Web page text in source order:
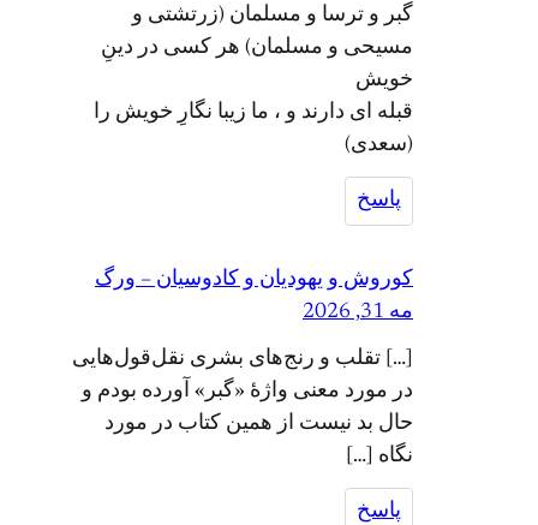
گبر و ترسا و مسلمان (زرتشتی و
مسیحی و مسلمان) هر کسی در دینِ
خویش
قبله ای دارند و ، ما زیبا نگارِ خویش را
(سعدی)
پاسخ
کوروش و یهودیان و کادوسیان – ورگ
مه 31, 2026
[…] تقلب و رنج‌های بشری نقل‌قول‌هایی
در مورد معنی واژهٔ «گبر»‌ آورده بودم و
حال بد نیست از همین کتاب در مورد
نگاه […]
پاسخ